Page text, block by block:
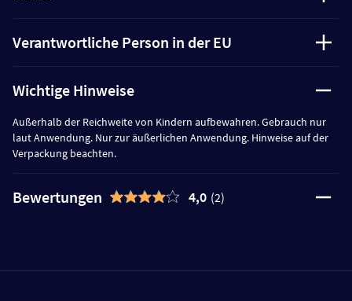
Verantwortliche Person in der EU
Wichtige Hinweise
Außerhalb der Reichweite von Kindern aufbewahren. Gebrauch nur
laut Anwendung. Nur zur äußerlichen Anwendung. Hinweise auf der
Verpackung beachten.
Bewertungen 4,0 (2)